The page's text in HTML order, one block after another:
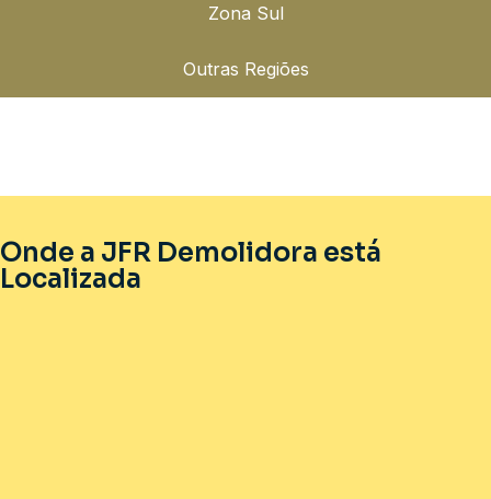
Zona Sul
Outras Regiões
Onde a JFR Demolidora está
Localizada